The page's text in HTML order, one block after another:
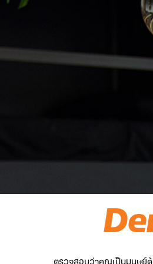
ตรวจสอบว่าคุณเป็นมนุษย์ด้